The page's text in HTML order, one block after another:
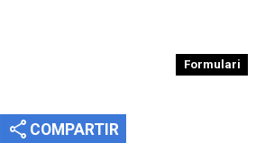
Formulari
share COMPARTIR